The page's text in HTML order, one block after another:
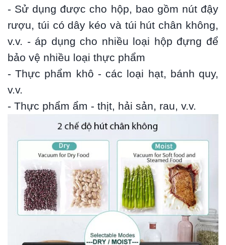
- Sử dụng được cho hộp, bao gồm nút đậy
rượu, túi có dây kéo và túi hút chân không,
v.v. - áp dụng cho nhiều loại hộp đựng để
bảo vệ nhiều loại thực phẩm
- Thực phẩm khô - các loại hạt, bánh quy,
v.v.
- Thực phẩm ẩm - thịt, hải sản, rau, v.v.